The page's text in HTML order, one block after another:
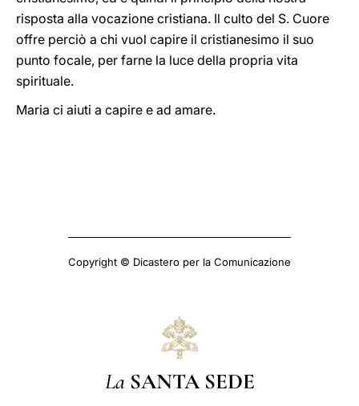
risposta alla vocazione cristiana. Il culto del S. Cuore
offre perciò a chi vuol capire il cristianesimo il suo
punto focale, per farne la luce della propria vita
spirituale.
Maria ci aiuti a capire e ad amare.
Copyright © Dicastero per la Comunicazione
La SANTA SEDE